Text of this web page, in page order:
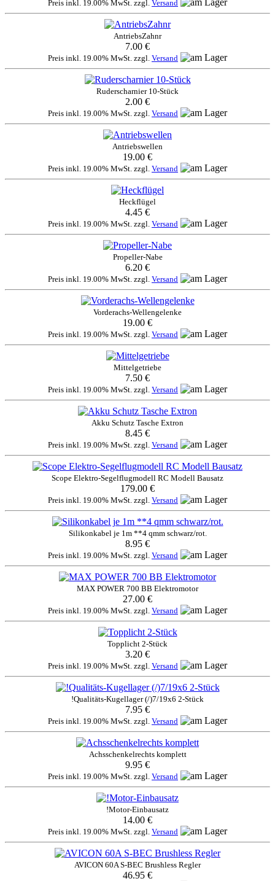
Preis inkl. 19.00% MwSt. zzgl. Versand
AntriebsZahnr
7.00 €
Preis inkl. 19.00% MwSt. zzgl. Versand
Ruderscharnier 10-Stück
2.00 €
Preis inkl. 19.00% MwSt. zzgl. Versand
Antriebswellen
19.00 €
Preis inkl. 19.00% MwSt. zzgl. Versand
Heckflügel
4.45 €
Preis inkl. 19.00% MwSt. zzgl. Versand
Propeller-Nabe
6.20 €
Preis inkl. 19.00% MwSt. zzgl. Versand
Vorderachs-Wellengelenke
19.00 €
Preis inkl. 19.00% MwSt. zzgl. Versand
Mittelgetriebe
7.50 €
Preis inkl. 19.00% MwSt. zzgl. Versand
Akku Schutz Tasche Extron
8.45 €
Preis inkl. 19.00% MwSt. zzgl. Versand
Scope Elektro-Segelflugmodell RC Modell Bausatz
179.00 €
Preis inkl. 19.00% MwSt. zzgl. Versand
Silikonkabel je 1m **4 qmm schwarz/rot.
8.95 €
Preis inkl. 19.00% MwSt. zzgl. Versand
MAX POWER 700 BB Elektromotor
27.00 €
Preis inkl. 19.00% MwSt. zzgl. Versand
Topplicht 2-Stück
3.20 €
Preis inkl. 19.00% MwSt. zzgl. Versand
!Qualitäts-Kugellager (/)7/19x6 2-Stück
7.95 €
Preis inkl. 19.00% MwSt. zzgl. Versand
Achsschenkelrechts komplett
9.95 €
Preis inkl. 19.00% MwSt. zzgl. Versand
!Motor-Einbausatz
14.00 €
Preis inkl. 19.00% MwSt. zzgl. Versand
AVICON 60A S-BEC Brushless Regler
46.95 €